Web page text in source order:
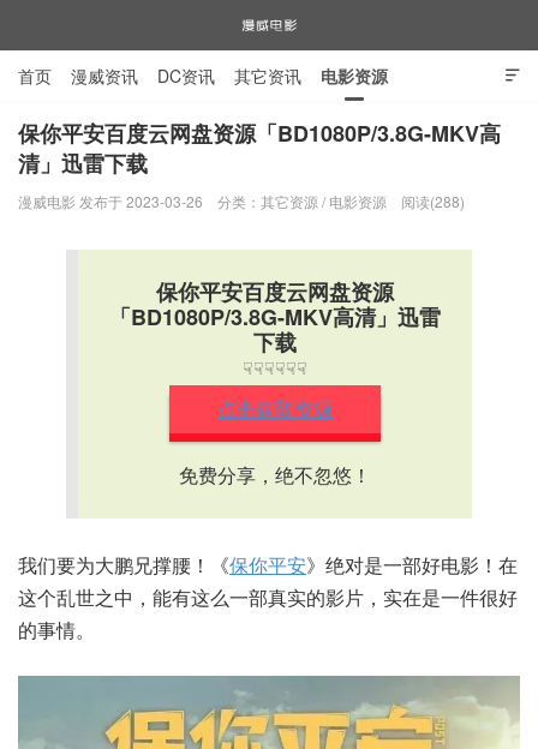
漫威电影

首页 漫威资讯 DC资讯 其它资讯 电影资源
电视剧资源 漫威图片
保你平安百度云网盘资源「BD1080P/3.8G-MKV高
清」迅雷下载
漫威电影 发布于 2023-03-26 分类： 其它资源 / 电影资源 阅读(288)
保你平安百度云网盘资源
「BD1080P/3.8G-MKV高清」迅雷
下载
☟☟☟☟☟☟
点击获取资源
免费分享，绝不忽悠！
我们要为大鹏兄撑腰！《保你平安》绝对是一部好电影！在
这个乱世之中，能有这么一部真实的影片，实在是一件很好
的事情。